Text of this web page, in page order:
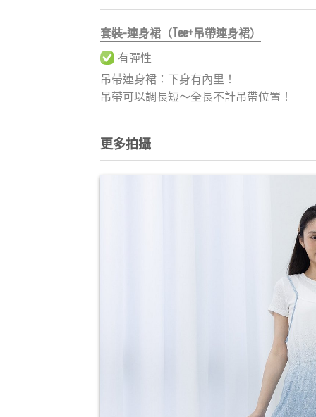
套裝-連身裙（Tee+吊帶連身裙）
有彈性
吊帶連身裙：下身有內里！
吊帶可以調長短～全長不計吊帶位置！
更多拍攝